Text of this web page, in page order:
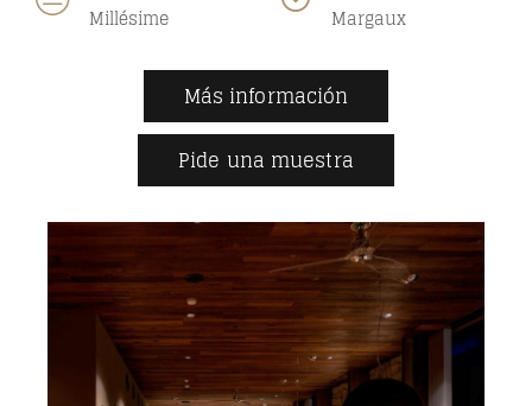
Millésime Margaux
Más información
Pide una muestra